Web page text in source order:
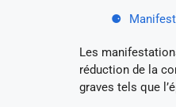
Les
réduction de la
graves tels que